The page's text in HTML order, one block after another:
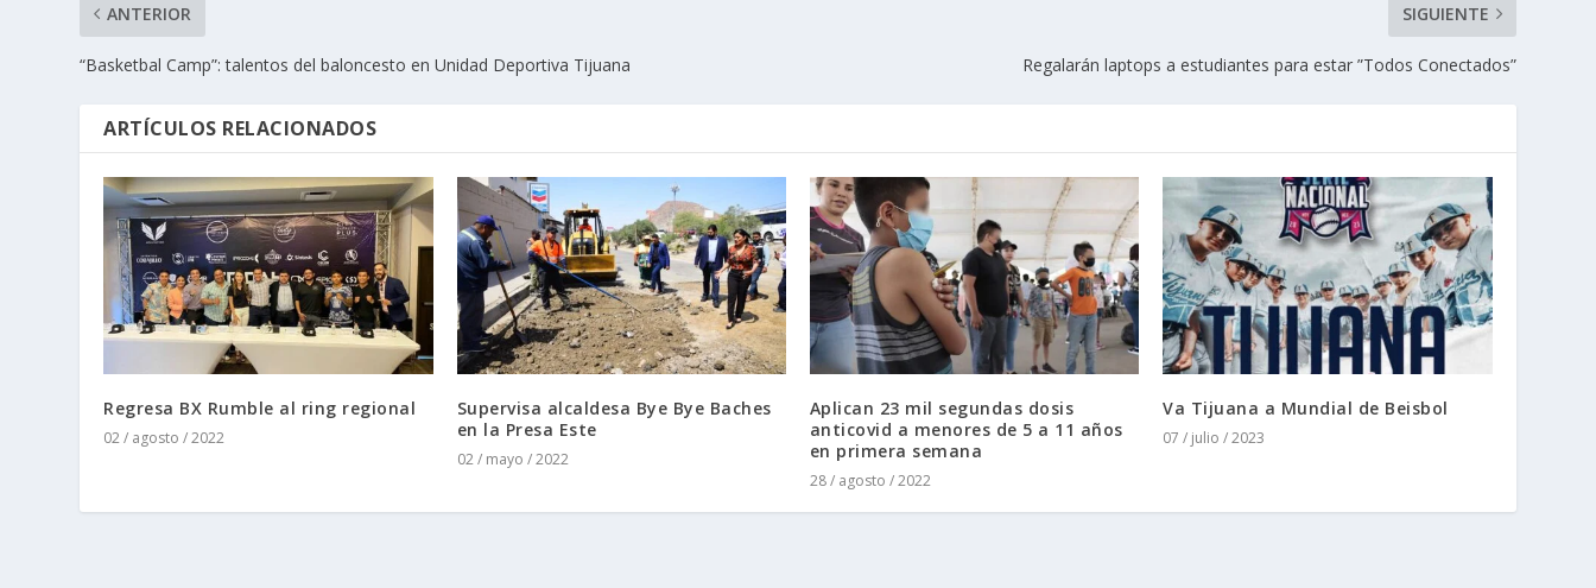
ANTERIOR
“Basketbal Camp”: talentos del baloncesto en Unidad Deportiva Tijuana
SIGUIENTE
Regalarán laptops a estudiantes para estar ”Todos Conectados”
ARTÍCULOS RELACIONADOS
Regresa BX Rumble al ring regional
02 / agosto / 2022
Supervisa alcaldesa Bye Bye Baches
en la Presa Este
02 / mayo / 2022
Aplican 23 mil segundas dosis
anticovid a menores de 5 a 11 años
en primera semana
28 / agosto / 2022
Va Tijuana a Mundial de Beisbol
07 / julio / 2023